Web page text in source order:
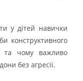
у дітей навички
конструктивного
та чому важливо
без агресії.